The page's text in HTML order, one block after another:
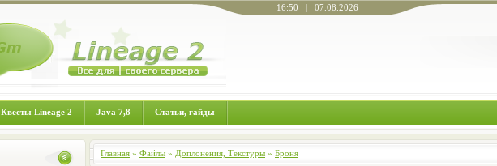
16:50 | 07.08.2026
Квесты Lineage 2 Java 7,8 Статьи, гайды
Главная » Файлы » Доплонения, Текстуры » Броня